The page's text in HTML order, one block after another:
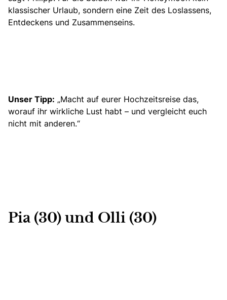
klassischer Urlaub, sondern eine Zeit des Loslassens,
Entdeckens und Zusammenseins.
Unser Tipp: „Macht auf eurer Hochzeitsreise das,
worauf ihr wirkliche Lust habt – und vergleicht euch
nicht mit anderen.“
Pia (30) und Olli (30)